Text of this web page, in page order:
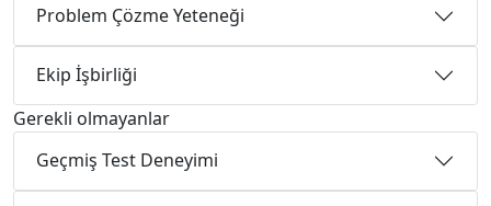
Problem Çözme Yeteneği
Ekip İşbirliği
Gerekli olmayanlar
Geçmiş Test Deneyimi